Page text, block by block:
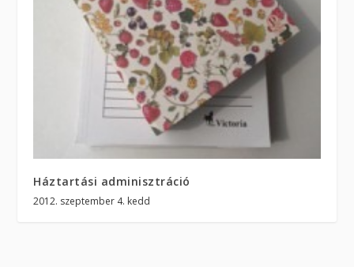
Háztartási adminisztráció
2012. szeptember 4. kedd